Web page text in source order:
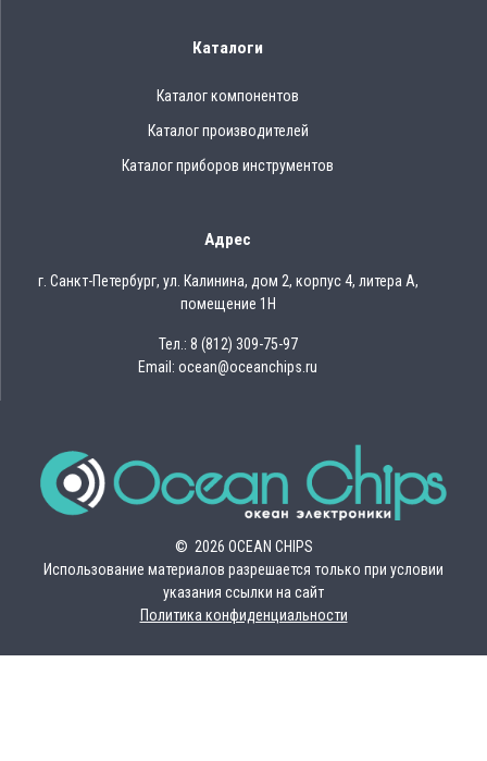
Каталоги
Каталог компонентов
Каталог производителей
Каталог приборов инструментов
Адрес
г. Санкт-Петербург, ул. Калинина, дом 2, корпус 4, литера А,
помещение 1Н
Тел.: 8 (812) 309-75-97
Email: ocean@oceanchips.ru
© 2026 OCEAN CHIPS
Использование материалов разрешается только при условии
указания ссылки на сайт
Политика конфиденциальности